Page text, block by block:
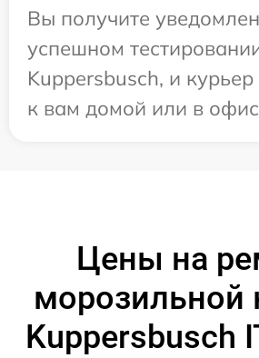
Вы получите
успешном
Kuppersbusch, и курьер
к вам домой или в
Цены на
морозильной
Kuppersbusch